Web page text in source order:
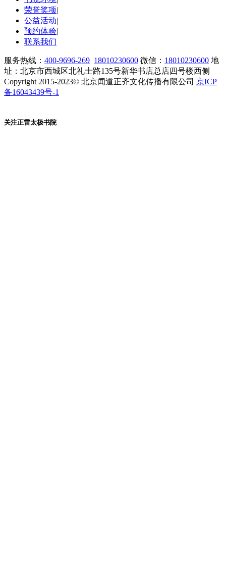
荣誉奖项|
公益活动|
预约体验|
联系我们
服务热线： 400-9696-269 18010230600 微信： 18010230600 地
址：北京市西城区北礼士路135号新华书店总店四号楼西侧
Copyright 2015-2023© 北京闻道正齐文化传播有限公司 京ICP
备16043439号-1
关注正雷太极书院